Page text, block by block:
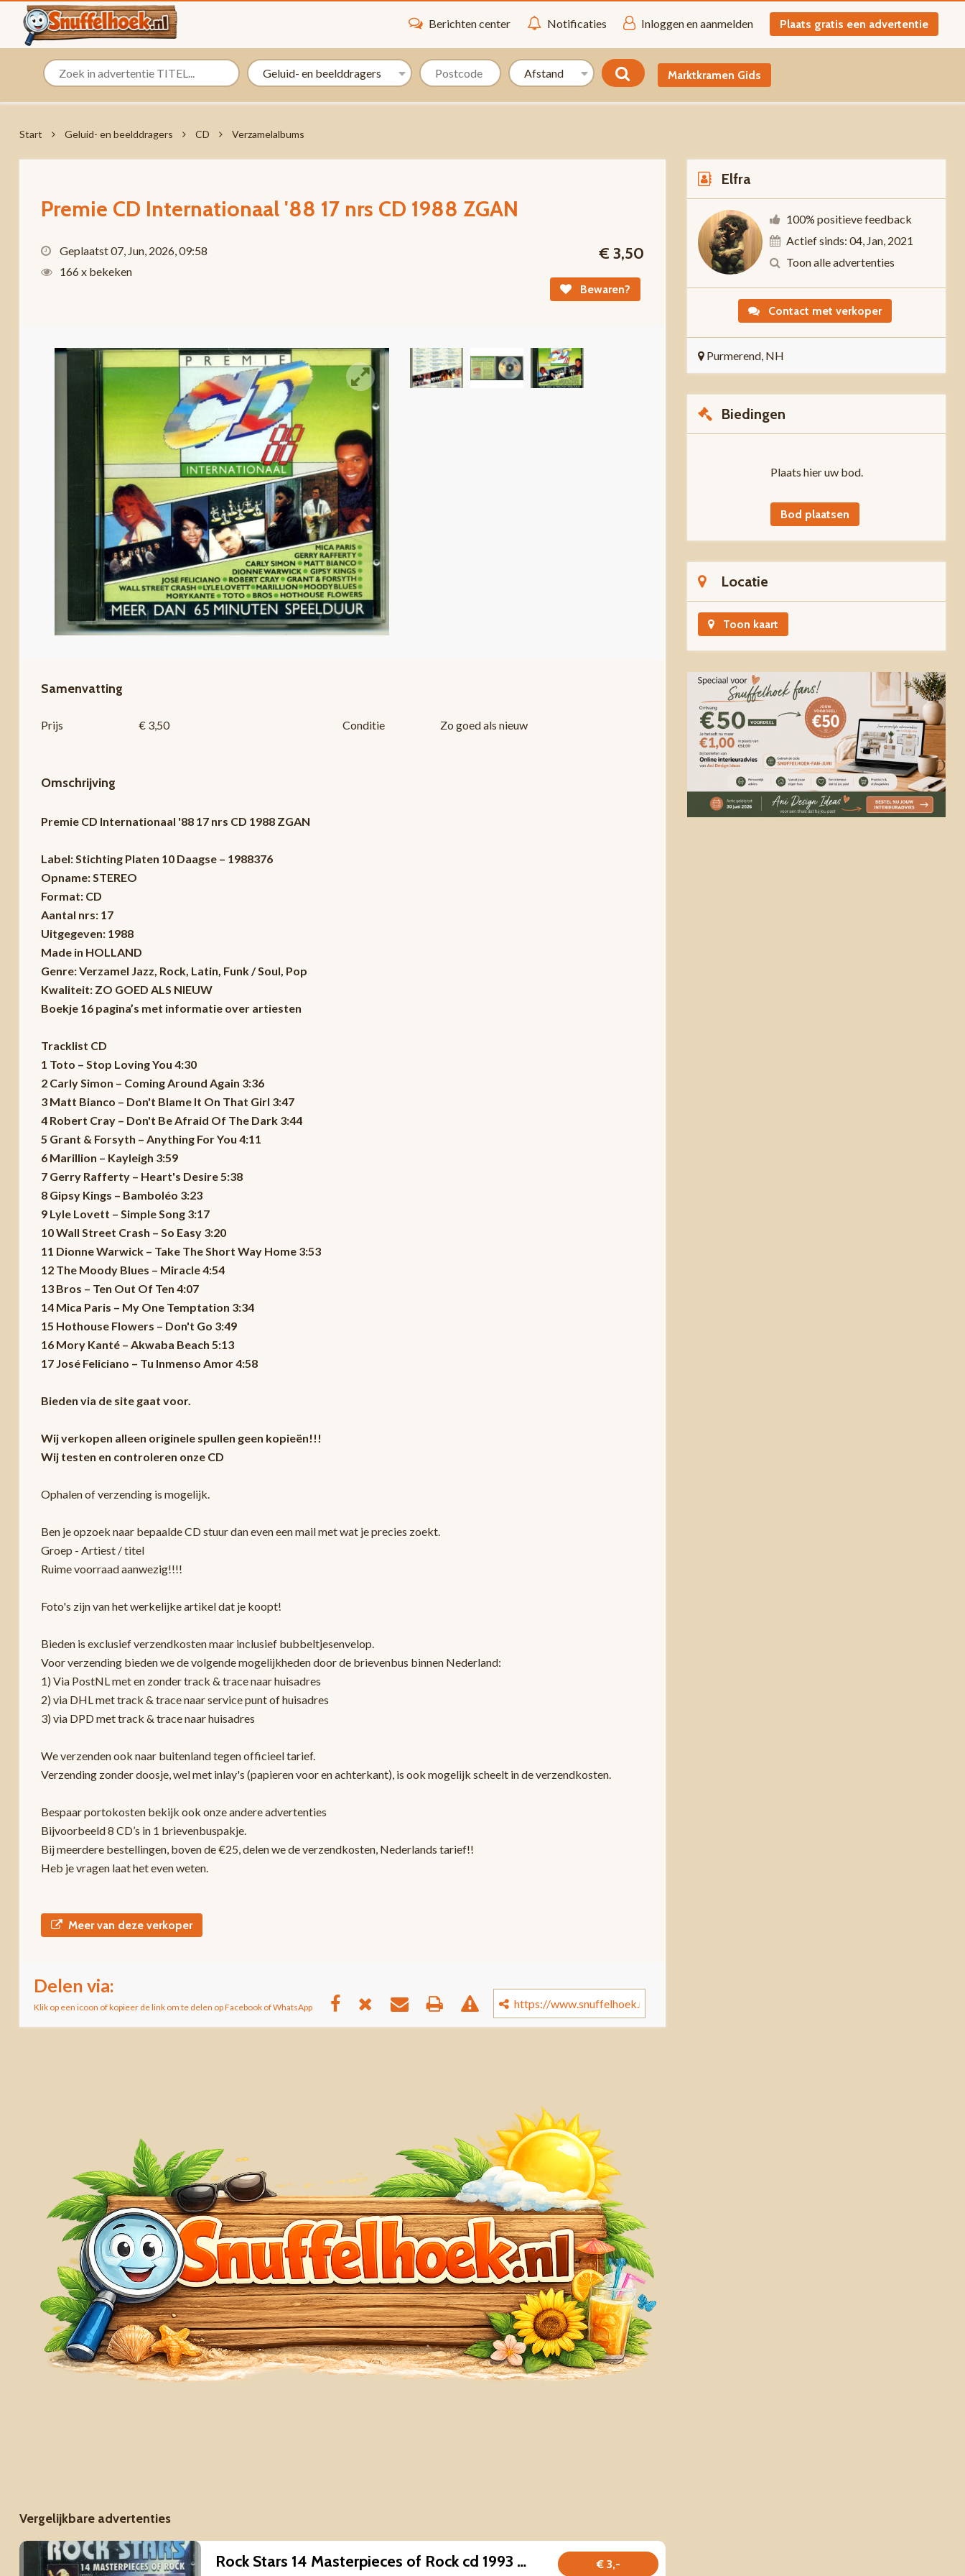
Berichten center Notificaties Inloggen en aanmelden Plaats gratis een advertentie
Marktkramen Gids
Start Geluid- en beelddragers CD Verzamelalbums
Premie CD Internationaal '88 17 nrs CD 1988 ZGAN
Geplaatst 07, Jun, 2026, 09:58
166 x bekeken
€ 3,50
Bewaren?
Samenvatting
Prijs € 3,50 Conditie Zo goed als nieuw
Omschrijving
Premie CD Internationaal '88 17 nrs CD 1988 ZGAN
Label: Stichting Platen 10 Daagse – 1988376
Opname: STEREO
Format: CD
Aantal nrs: 17
Uitgegeven: 1988
Made in HOLLAND
Genre: Verzamel Jazz, Rock, Latin, Funk / Soul, Pop
Kwaliteit: ZO GOED ALS NIEUW
Boekje 16 pagina’s met informatie over artiesten
Tracklist CD
1 Toto – Stop Loving You 4:30
2 Carly Simon – Coming Around Again 3:36
3 Matt Bianco – Don't Blame It On That Girl 3:47
4 Robert Cray – Don't Be Afraid Of The Dark 3:44
5 Grant & Forsyth – Anything For You 4:11
6 Marillion – Kayleigh 3:59
7 Gerry Rafferty – Heart's Desire 5:38
8 Gipsy Kings – Bamboléo 3:23
9 Lyle Lovett – Simple Song 3:17
10 Wall Street Crash – So Easy 3:20
11 Dionne Warwick – Take The Short Way Home 3:53
12 The Moody Blues – Miracle 4:54
13 Bros – Ten Out Of Ten 4:07
14 Mica Paris – My One Temptation 3:34
15 Hothouse Flowers – Don't Go 3:49
16 Mory Kanté – Akwaba Beach 5:13
17 José Feliciano – Tu Inmenso Amor 4:58
Bieden via de site gaat voor.
Wij verkopen alleen originele spullen geen kopieën!!!
Wij testen en controleren onze CD
Ophalen of verzending is mogelijk.
Ben je opzoek naar bepaalde CD stuur dan even een mail met wat je precies zoekt.
Groep - Artiest / titel
Ruime voorraad aanwezig!!!!
Foto's zijn van het werkelijke artikel dat je koopt!
Bieden is exclusief verzendkosten maar inclusief bubbeltjesenvelop.
Voor verzending bieden we de volgende mogelijkheden door de brievenbus binnen Nederland:
1) Via PostNL met en zonder track & trace naar huisadres
2) via DHL met track & trace naar service punt of huisadres
3) via DPD met track & trace naar huisadres
We verzenden ook naar buitenland tegen officieel tarief.
Verzending zonder doosje, wel met inlay's (papieren voor en achterkant), is ook mogelijk scheelt in de verzendkosten.
Bespaar portokosten bekijk ook onze andere advertenties
Bijvoorbeeld 8 CD’s in 1 brievenbuspakje.
Bij meerdere bestellingen, boven de €25, delen we de verzendkosten, Nederlands tarief!!
Heb je vragen laat het even weten.
Meer van deze verkoper
Delen via:
Klik op een icoon of kopieer de link om te delen op Facebook of WhatsApp
Elfra
100% positieve feedback
Actief sinds: 04, Jan, 2021
Toon alle advertenties
Contact met verkoper
Purmerend, NH
Biedingen
Plaats hier uw bod.
Bod plaatsen
Locatie
Toon kaart
Vergelijkbare advertenties
€ 3,-
Rock Stars 14 Masterpieces of Rock cd 1993 GOED